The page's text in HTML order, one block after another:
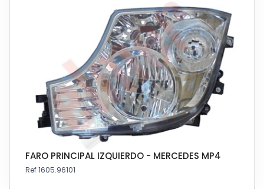
FARO PRINCIPAL IZQUIERDO - MERCEDES MP4
Ref 1605.96101